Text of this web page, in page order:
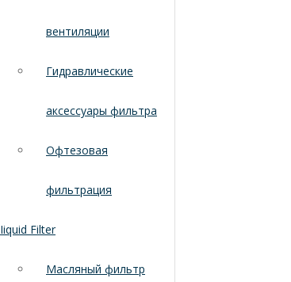
вентиляции
Гидравлические
аксессуары фильтра
Офтезовая
фильтрация
Iiquid Filter
Масляный фильтр